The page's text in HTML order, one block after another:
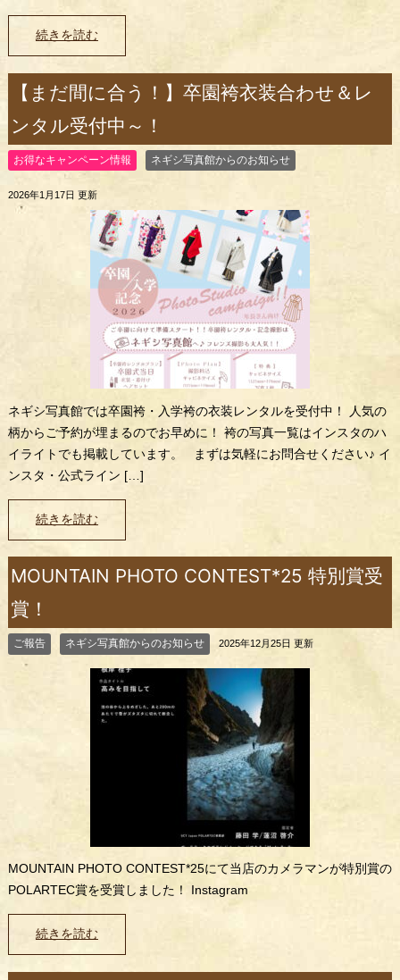
続きを読む
【まだ間に合う！】卒園袴衣装合わせ＆レ
ンタル受付中～！
お得なキャンペーン情報 ネギシ写真館からのお知らせ
2026年1月17日 更新
ネギシ写真館では卒園袴・入学袴の衣装レンタルを受付中！ 人気の
柄からご予約が埋まるのでお早めに！ 袴の写真一覧はインスタのハ
イライトでも掲載しています。 まずは気軽にお問合せください♪ イ
ンスタ・公式ライン […]
続きを読む
MOUNTAIN PHOTO CONTEST*25 特別賞受
賞！
ご報告 ネギシ写真館からのお知らせ 2025年12月25日 更新
MOUNTAIN PHOTO CONTEST*25にて当店のカメラマンが特別賞の
POLARTEC賞を受賞しました！ Instagram
続きを読む